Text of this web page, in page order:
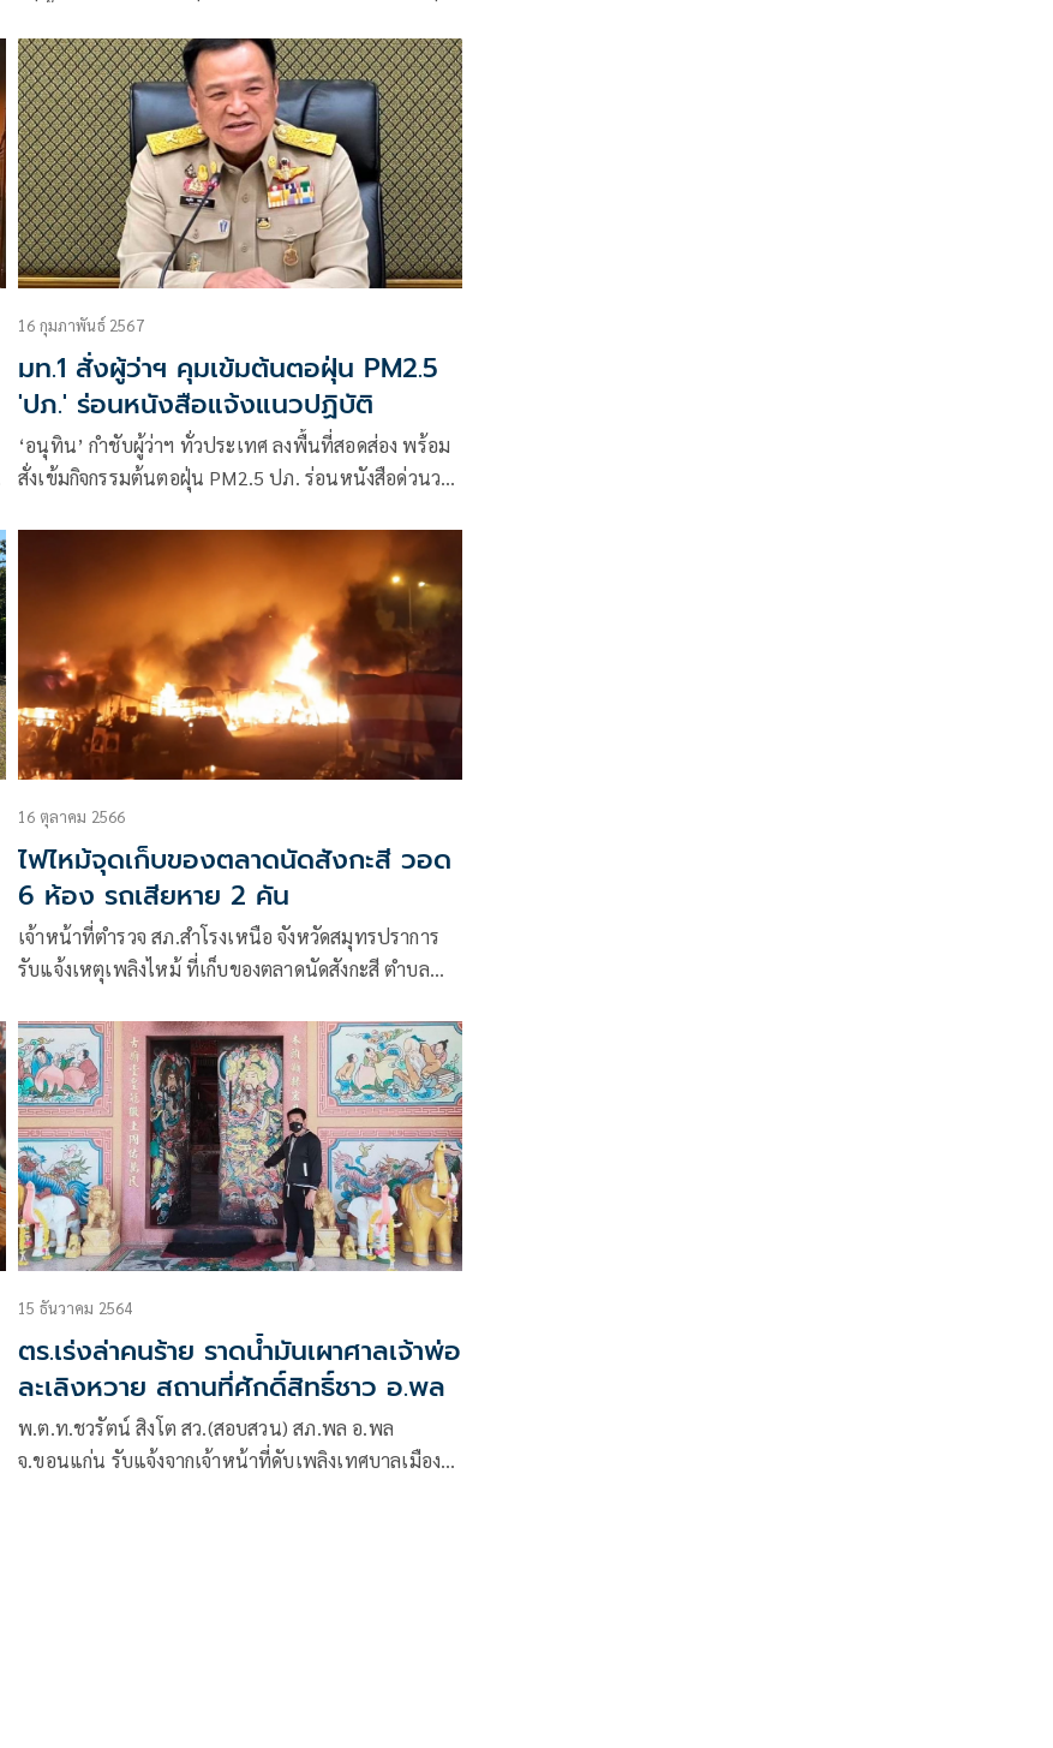
16 กุมภาพันธ์ 2567
มท.1 สั่งผู้ว่าฯ คุมเข้มต้นตอฝุ่น PM2.5
'ปภ.' ร่อนหนังสือแจ้งแนวปฏิบัติ
‘อนุทิน’ กำชับผู้ว่าฯ ทั่วประเทศ ลงพื้นที่สอดส่อง พร้อม
สั่งเข้มกิจกรรมต้นตอฝุ่น PM2.5 ปภ. ร่อนหนังสือด่วนวาง
16 ตุลาคม 2566
ไฟไหม้จุดเก็บของตลาดนัดสังกะสี วอด
6 ห้อง รถเสียหาย 2 คัน
เจ้าหน้าที่ตำรวจ สภ.สำโรงเหนือ จังหวัดสมุทรปราการ
รับแจ้งเหตุเพลิงไหม้ ที่เก็บของตลาดนัดสังกะสี ตำบล
15 ธันวาคม 2564
ตร.เร่งล่าคนร้าย ราดน้ำมันเผาศาลเจ้าพ่อ
ละเลิงหวาย สถานที่ศักดิ์สิทธิ์ชาว อ.พล
พ.ต.ท.ชวรัตน์ สิงโต สว.(สอบสวน) สภ.พล อ.พล
จ.ขอนแก่น รับแจ้งจากเจ้าหน้าที่ดับเพลิงเทศบาลเมือง